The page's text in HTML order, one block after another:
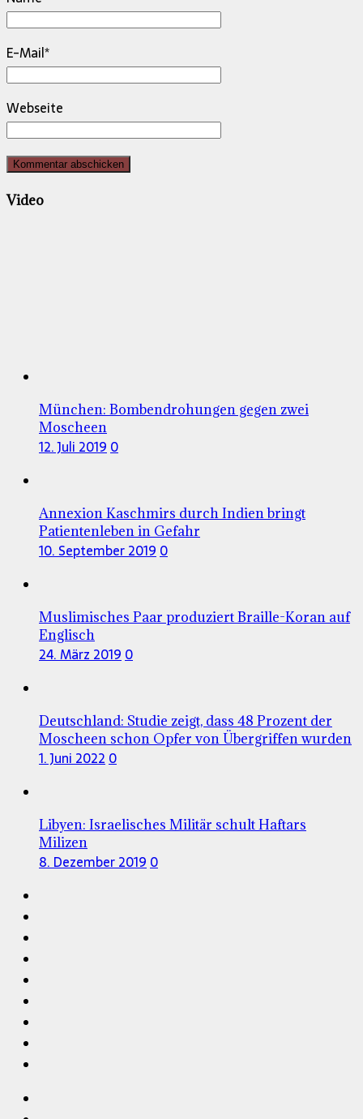
E-Mail*
Webseite
Video
München: Bombendrohungen gegen zwei
Moscheen
12. Juli 2019 0
Annexion Kaschmirs durch Indien bringt
Patientenleben in Gefahr
10. September 2019 0
Muslimisches Paar produziert Braille-Koran auf
Englisch
24. März 2019 0
Deutschland: Studie zeigt, dass 48 Prozent der
Moscheen schon Opfer von Übergriffen wurden
1. Juni 2022 0
Libyen: Israelisches Militär schult Haftars
Milizen
8. Dezember 2019 0